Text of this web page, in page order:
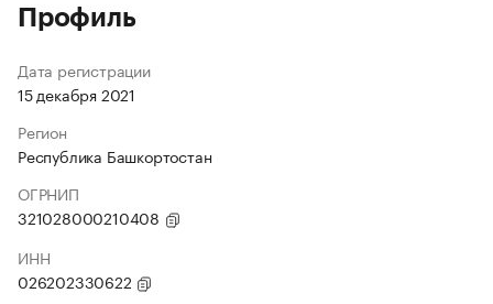
Профиль
Дата регистрации
15 декабря 2021
Регион
Республика Башкортостан
ОГРНИП
321028000210408
ИНН
026202330622